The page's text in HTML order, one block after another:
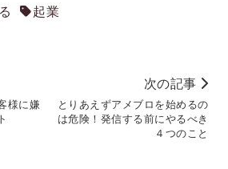
起業
様に嫌
次の記事
とりあえずアメブロを始めるの
は危険！発信する前にやるべき
４つのこと